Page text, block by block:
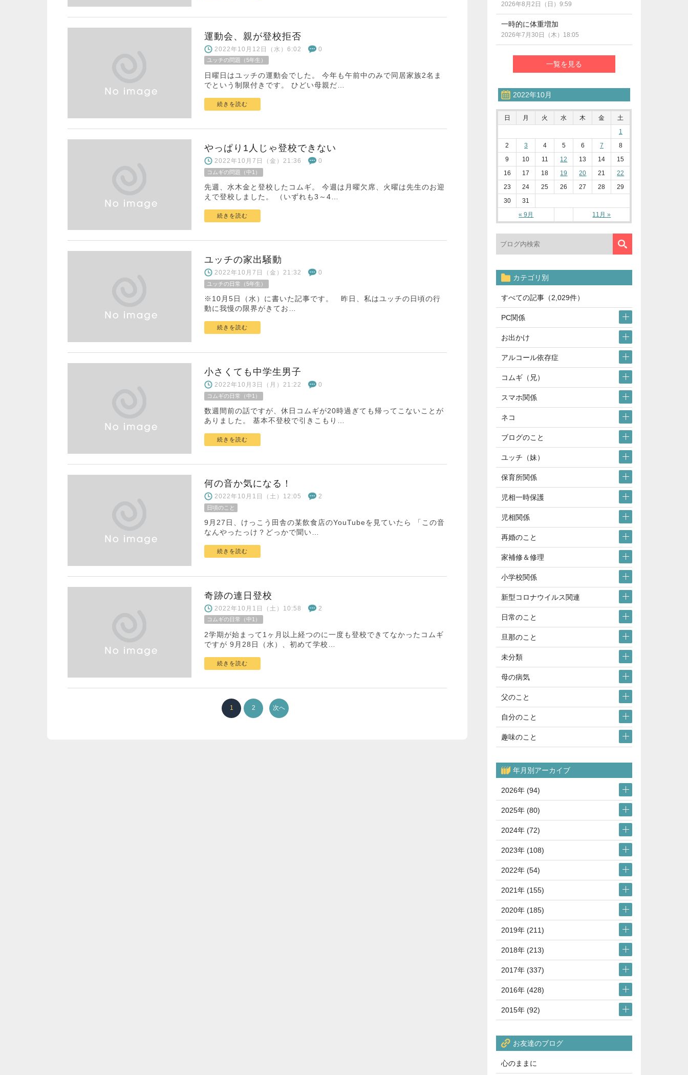
運動会、親が登校拒否
2022年10月12日（水）6:02 0
ユッチの問題（5年生）
日曜日はユッチの運動会でした。 今年も午前中のみで同居家族2名ま
でという制限付きです。 ひどい母親だ…
続きを読む
やっぱり1人じゃ登校できない
2022年10月7日（金）21:36 0
コムギの問題（中1）
先週、水木金と登校したコムギ。 今週は月曜欠席、火曜は先生のお迎
えで登校しました。 （いずれも3～4…
続きを読む
ユッチの家出騒動
2022年10月7日（金）21:32 0
ユッチの日常（5年生）
※10月5日（水）に書いた記事です。 昨日、私はユッチの日頃の行
動に我慢の限界がきてお…
続きを読む
小さくても中学生男子
2022年10月3日（月）21:22 0
コムギの日常（中1）
数週間前の話ですが、休日コムギが20時過ぎても帰ってこないことが
ありました。 基本不登校で引きこもり…
続きを読む
何の音か気になる！
2022年10月1日（土）12:05 2
日頃のこと
9月27日、けっこう田舎の某飲食店のYouTubeを見ていたら 「この音
なんやったっけ？どっかで聞い…
続きを読む
奇跡の連日登校
2022年10月1日（土）10:58 2
コムギの日常（中1）
2学期が始まって1ヶ月以上経つのに一度も登校できてなかったコムギ
ですが 9月28日（水）、初めて学校…
続きを読む
1 2 次へ
2026年8月2日（日）9:59
一時的に体重増加
2026年7月30日（木）18:05
一覧を見る
2022年10月
日 月 火 水 木 金 土
« 9月 11月 »
1
2
3 4 5 6 7
8
9
10 11 12 13 14
15
16
17 18 19 20 21
22
23
24 25 26 27 28
29
30
31
カテゴリ別
すべての記事（2,029件）
PC関係
お出かけ
アルコール依存症
コムギ（兄）
スマホ関係
ネコ
ブログのこと
ユッチ（妹）
保育所関係
児相一時保護
児相関係
再婚のこと
家補修＆修理
小学校関係
新型コロナウイルス関連
日常のこと
旦那のこと
未分類
母の病気
父のこと
自分のこと
趣味のこと
年月別アーカイブ
2026年 (94)
2025年 (80)
2024年 (72)
2023年 (108)
2022年 (54)
2021年 (155)
2020年 (185)
2019年 (211)
2018年 (213)
2017年 (337)
2016年 (428)
2015年 (92)
お友達のブログ
心のままに